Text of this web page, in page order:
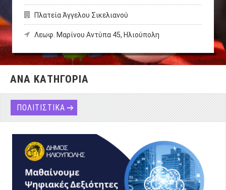
Πλατεία Άγγελου Σικελιανού
Λεωφ. Μαρίνου Αντύπα 45, Ηλιούπολη
ΑΝΑ ΚΑΤΗΓΟΡΙΑ
ΠΟΛΙΤΙΣΤΙΚΑ